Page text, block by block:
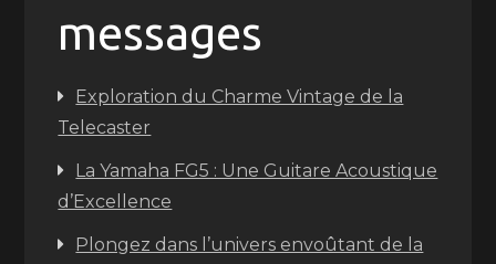
messages
Exploration du Charme Vintage de la
Telecaster
La Yamaha FG5 : Une Guitare Acoustique
d’Excellence
Plongez dans l’univers envoûtant de la